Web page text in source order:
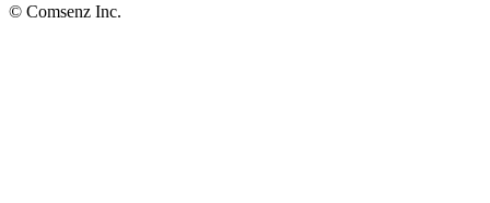
© Comsenz Inc.